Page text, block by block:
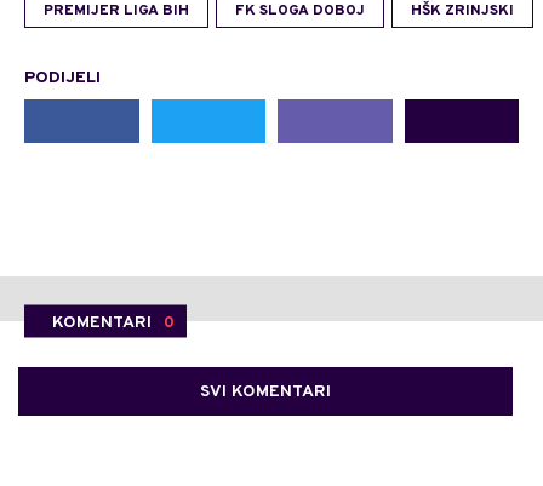
PREMIJER LIGA BIH FK SLOGA DOBOJ HŠK ZRINJSKI
PODIJELI
KOMENTARI 0
SVI KOMENTARI